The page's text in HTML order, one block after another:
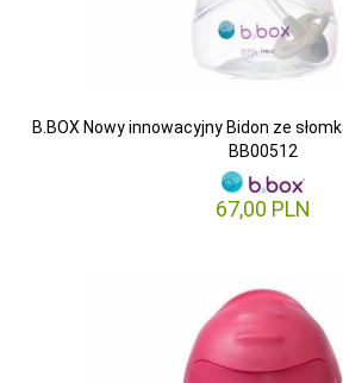
B.BOX Nowy innowacyjny Bidon ze
BB00512
67,00 PLN